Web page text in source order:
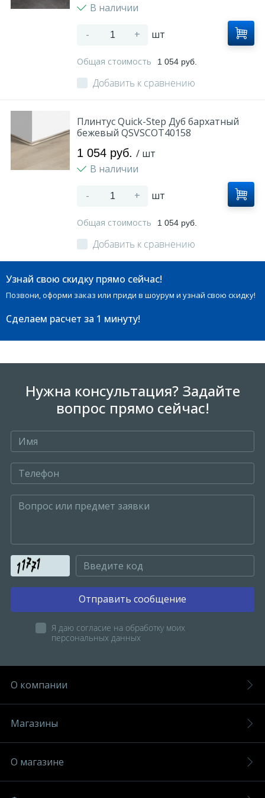
В наличии
- + шт
Общая стоимость 1 054 руб.
Добавить к сравнению
Плинтус Quick-Step Дуб бархатный
бежевый QSVSCOT40158
1 054 руб. / шт
В наличии
- + шт
Общая стоимость 1 054 руб.
Добавить к сравнению
Узнай свою скидку прямо сейчас!
Позвони, оформи заказ или приди в шоурум и узнай свою скидку!
Сделаем расчет за 1 минуту!
Нужна консультация? Задайте
вопрос прямо сейчас!
Отправить сообщение
Я даю согласие на обработку моих
персональных данных
О компании
Магазины
О магазине